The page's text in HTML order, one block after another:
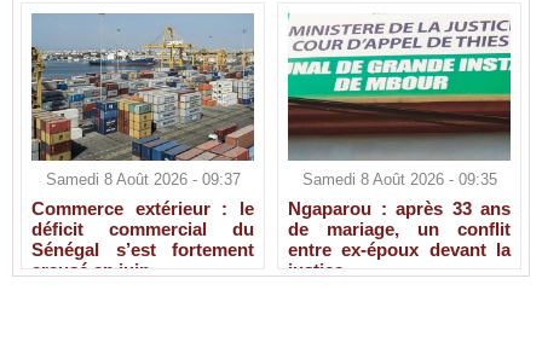
Samedi 8 Août 2026 - 09:37
Commerce extérieur : le
déficit commercial du
Sénégal s’est fortement
creusé en juin
Samedi 8 Août 2026 - 09:35
Ngaparou : après 33 ans
de mariage, un conflit
entre ex-époux devant la
justice